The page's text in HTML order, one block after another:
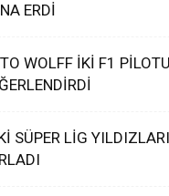
ERDİ
WOLFF İKİ F1
SÜPER LİG